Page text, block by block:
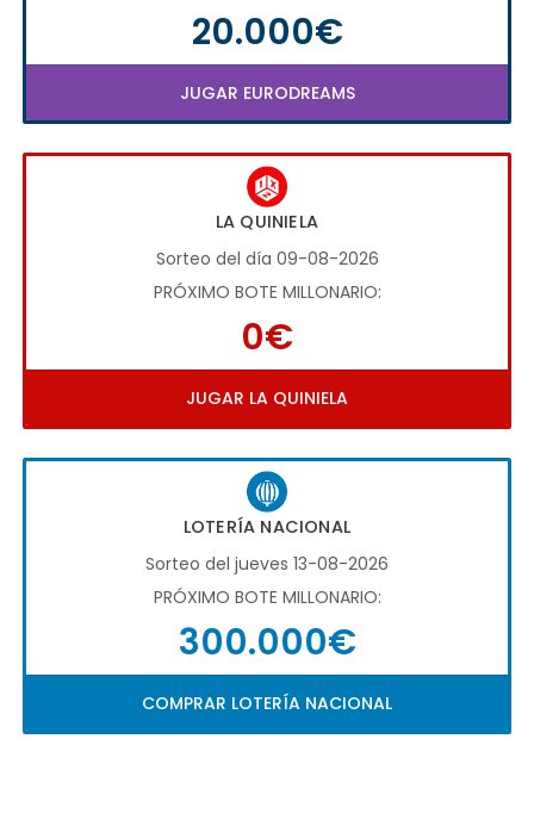
20.000€
JUGAR EURODREAMS
LA QUINIELA
Sorteo del día 09-08-2026
PRÓXIMO BOTE MILLONARIO:
0€
JUGAR LA QUINIELA
LOTERÍA NACIONAL
Sorteo del jueves 13-08-2026
PRÓXIMO BOTE MILLONARIO:
300.000€
COMPRAR LOTERÍA NACIONAL